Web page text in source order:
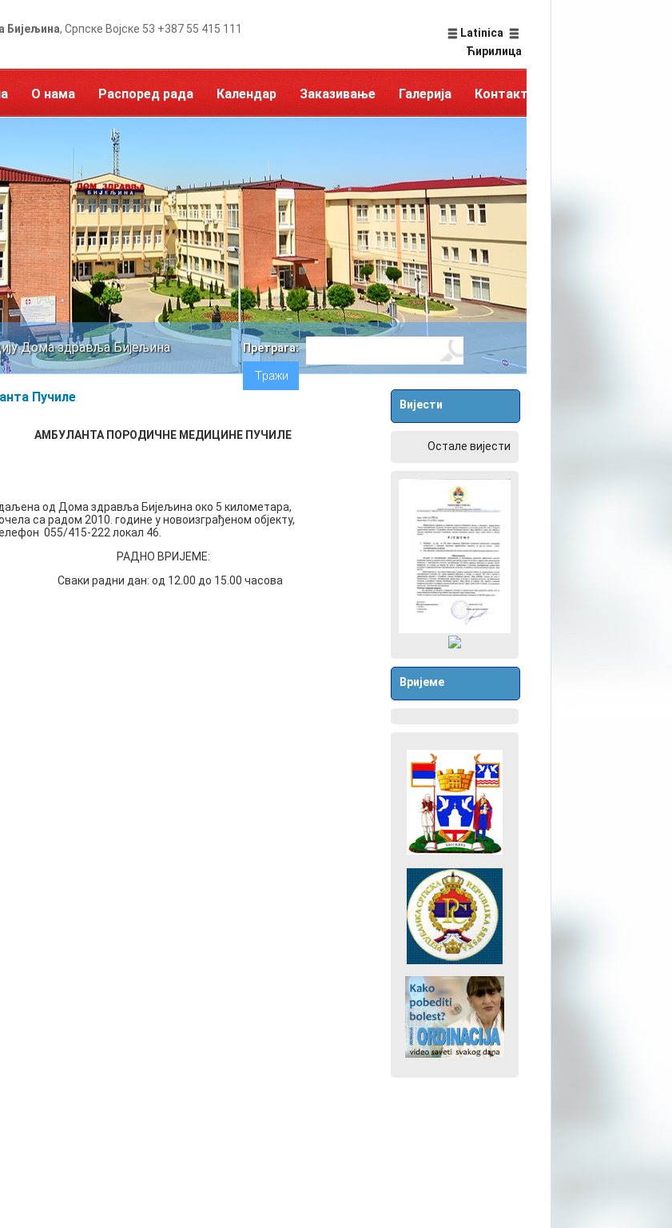
Бијељина, Српске Војске 53 +387 55 415 111
Latinica
Ћирилица
О нама Распоред рада Календар Заказивање Галерија Контакт
Дома здравља Бијељина Претрага:
Пучиле
АМБУЛАНТА ПОРОДИЧНЕ МЕДИЦИНЕ ПУЧИЛЕ
од Дома здравља Бијељина око 5 километара,
са радом 2010. године у новоизграђеном објекту,
055/415-222 локал 46.
РАДНО ВРИЈЕМЕ:
Сваки радни дан: од 12.00 до 15.00 часова
Вијести
Остале вијести
Вријеме